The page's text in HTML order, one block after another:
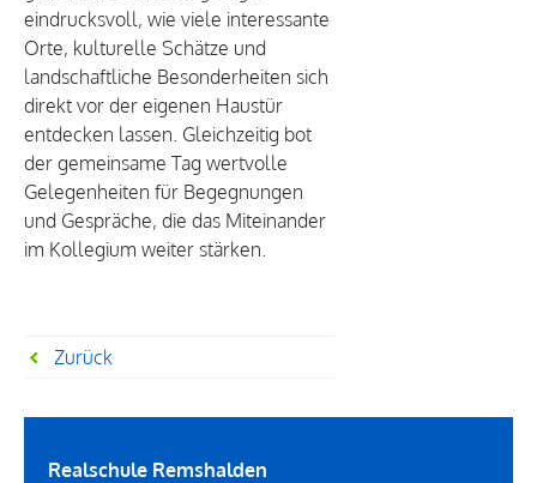
eindrucksvoll, wie viele interessante
Orte, kulturelle Schätze und
landschaftliche Besonderheiten sich
direkt vor der eigenen Haustür
entdecken lassen. Gleichzeitig bot
der gemeinsame Tag wertvolle
Gelegenheiten für Begegnungen
und Gespräche, die das Miteinander
im Kollegium weiter stärken.
Zurück
Realschule Remshalden